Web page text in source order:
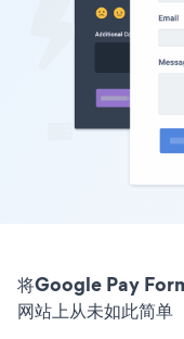
将Google Pay
网站上从未如此简单